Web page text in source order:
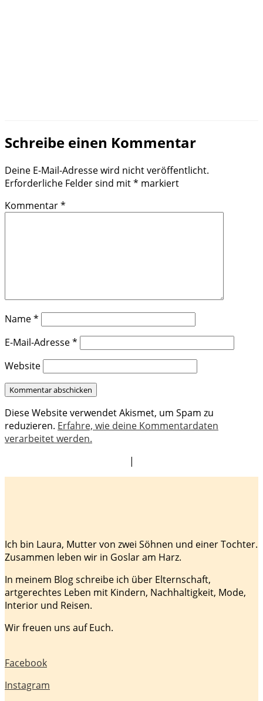
Schreibe einen Kommentar
Deine E-Mail-Adresse wird nicht veröffentlicht.
Erforderliche Felder sind mit* markiert
Kommentar*
Name*
E-Mail-Adresse*
Website
Diese Website verwendet Akismet, um Spam zu
reduzieren. Erfahre, wie deine Kommentardaten
verarbeitet werden.
|
Ich bin Laura, Mutter von zwei Söhnen und einer Tochter.
Zusammen leben wir in Goslar am Harz.
In meinem Blog schreibe ich über Elternschaft,
artgerechtes Leben mit Kindern, Nachhaltigkeit, Mode,
Interior und Reisen.
Wir freuen uns auf Euch.
Facebook
Instagram